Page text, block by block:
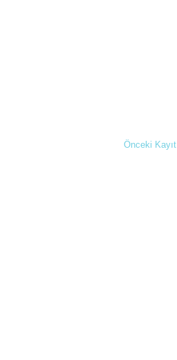
Önceki Kayıt